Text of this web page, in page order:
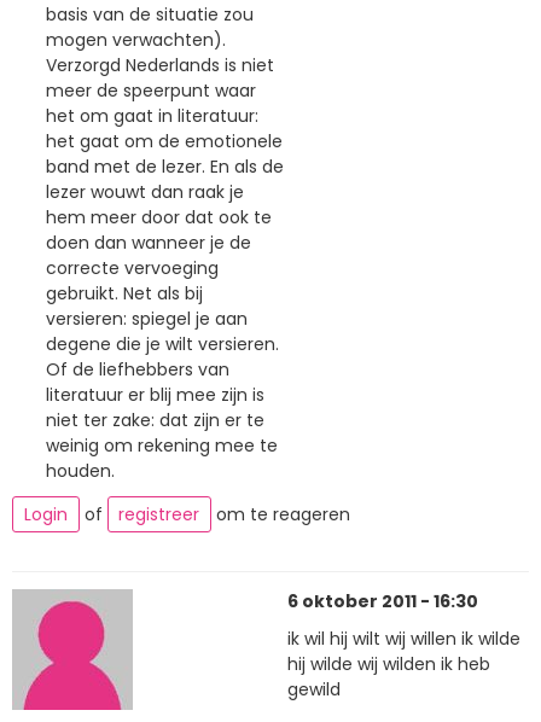
basis van de situatie zou
mogen verwachten).
Verzorgd Nederlands is niet
meer de speerpunt waar
het om gaat in literatuur:
het gaat om de emotionele
band met de lezer. En als de
lezer wouwt dan raak je
hem meer door dat ook te
doen dan wanneer je de
correcte vervoeging
gebruikt. Net als bij
versieren: spiegel je aan
degene die je wilt versieren.
Of de liefhebbers van
literatuur er blij mee zijn is
niet ter zake: dat zijn er te
weinig om rekening mee te
houden.
Login
of registreer om te reageren
6 oktober 2011 - 16:30
ik wil hij wilt wij willen ik wilde
hij wilde wij wilden ik heb
gewild